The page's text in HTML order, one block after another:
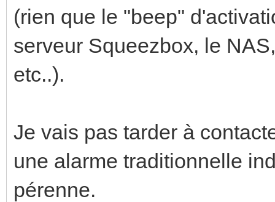
(rien que le "beep"
serveur Squeezbox, le
etc..).
Je vais pas tarder à
une alarme traditionnelle
pérenne.